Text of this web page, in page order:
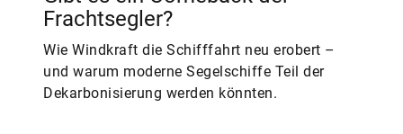
Frachtsegler?
Wie Windkraft die Schifffahrt neu erobert –
und warum moderne Segelschiffe Teil der
Dekarbonisierung werden könnten.